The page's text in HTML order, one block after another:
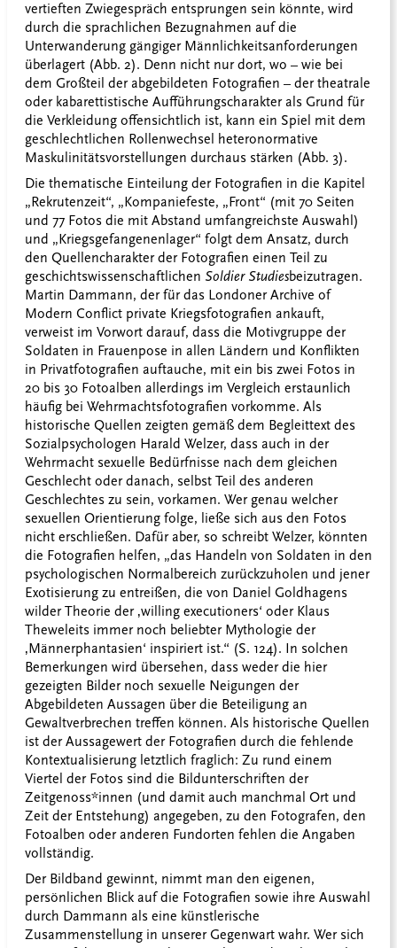
vertieften Zwiegespräch entsprungen sein könnte, wird
durch die sprachlichen Bezugnahmen auf die
Unterwanderung gängiger Männlichkeitsanforderungen
überlagert (Abb. 2). Denn nicht nur dort, wo – wie bei
dem Großteil der abgebildeten Fotografien – der theatrale
oder kabarettistische Aufführungscharakter als Grund für
die Verkleidung offensichtlich ist, kann ein Spiel mit dem
geschlechtlichen Rollenwechsel heteronormative
Maskulinitätsvorstellungen durchaus stärken (Abb. 3).
Die thematische Einteilung der Fotografien in die Kapitel
„Rekrutenzeit“, „Kompaniefeste, „Front“ (mit 70 Seiten
und 77 Fotos die mit Abstand umfangreichste Auswahl)
und „Kriegsgefangenenlager“ folgt dem Ansatz, durch
den Quellencharakter der Fotografien einen Teil zu
geschichtswissenschaftlichen Soldier Studiesbeizutragen.
Martin Dammann, der für das Londoner Archive of
Modern Conflict private Kriegsfotografien ankauft,
verweist im Vorwort darauf, dass die Motivgruppe der
Soldaten in Frauenpose in allen Ländern und Konflikten
in Privatfotografien auftauche, mit ein bis zwei Fotos in
20 bis 30 Fotoalben allerdings im Vergleich erstaunlich
häufig bei Wehrmachtsfotografien vorkomme. Als
historische Quellen zeigten gemäß dem Begleittext des
Sozialpsychologen Harald Welzer, dass auch in der
Wehrmacht sexuelle Bedürfnisse nach dem gleichen
Geschlecht oder danach, selbst Teil des anderen
Geschlechtes zu sein, vorkamen. Wer genau welcher
sexuellen Orientierung folge, ließe sich aus den Fotos
nicht erschließen. Dafür aber, so schreibt Welzer, könnten
die Fotografien helfen, „das Handeln von Soldaten in den
psychologischen Normalbereich zurückzuholen und jener
Exotisierung zu entreißen, die von Daniel Goldhagens
wilder Theorie der ‚willing executioners‘ oder Klaus
Theweleits immer noch beliebter Mythologie der
‚Männerphantasien‘ inspiriert ist.“ (S. 124). In solchen
Bemerkungen wird übersehen, dass weder die hier
gezeigten Bilder noch sexuelle Neigungen der
Abgebildeten Aussagen über die Beteiligung an
Gewaltverbrechen treffen können. Als historische Quellen
ist der Aussagewert der Fotografien durch die fehlende
Kontextualisierung letztlich fraglich: Zu rund einem
Viertel der Fotos sind die Bildunterschriften der
Zeitgenoss*innen (und damit auch manchmal Ort und
Zeit der Entstehung) angegeben, zu den Fotografen, den
Fotoalben oder anderen Fundorten fehlen die Angaben
vollständig.
Der Bildband gewinnt, nimmt man den eigenen,
persönlichen Blick auf die Fotografien sowie ihre Auswahl
durch Dammann als eine künstlerische
Zusammenstellung in unserer Gegenwart wahr. Wer sich